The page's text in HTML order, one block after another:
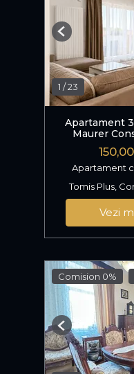
1 /23
Previous
Apartament
Maurer
Apartament
Tomis Plus,
Vezi
Comision 0%
Previous